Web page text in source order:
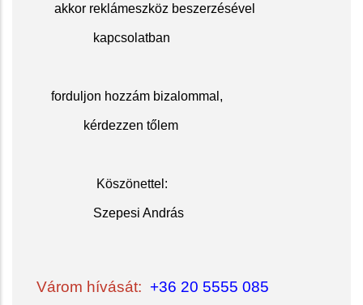
akkor reklámeszköz beszerzésével
kapcsolatban
forduljon hozzám bizalommal,
kérdezzen tőlem
Köszönettel:
Szepesi András
Várom hívását: +36 20 5555 085